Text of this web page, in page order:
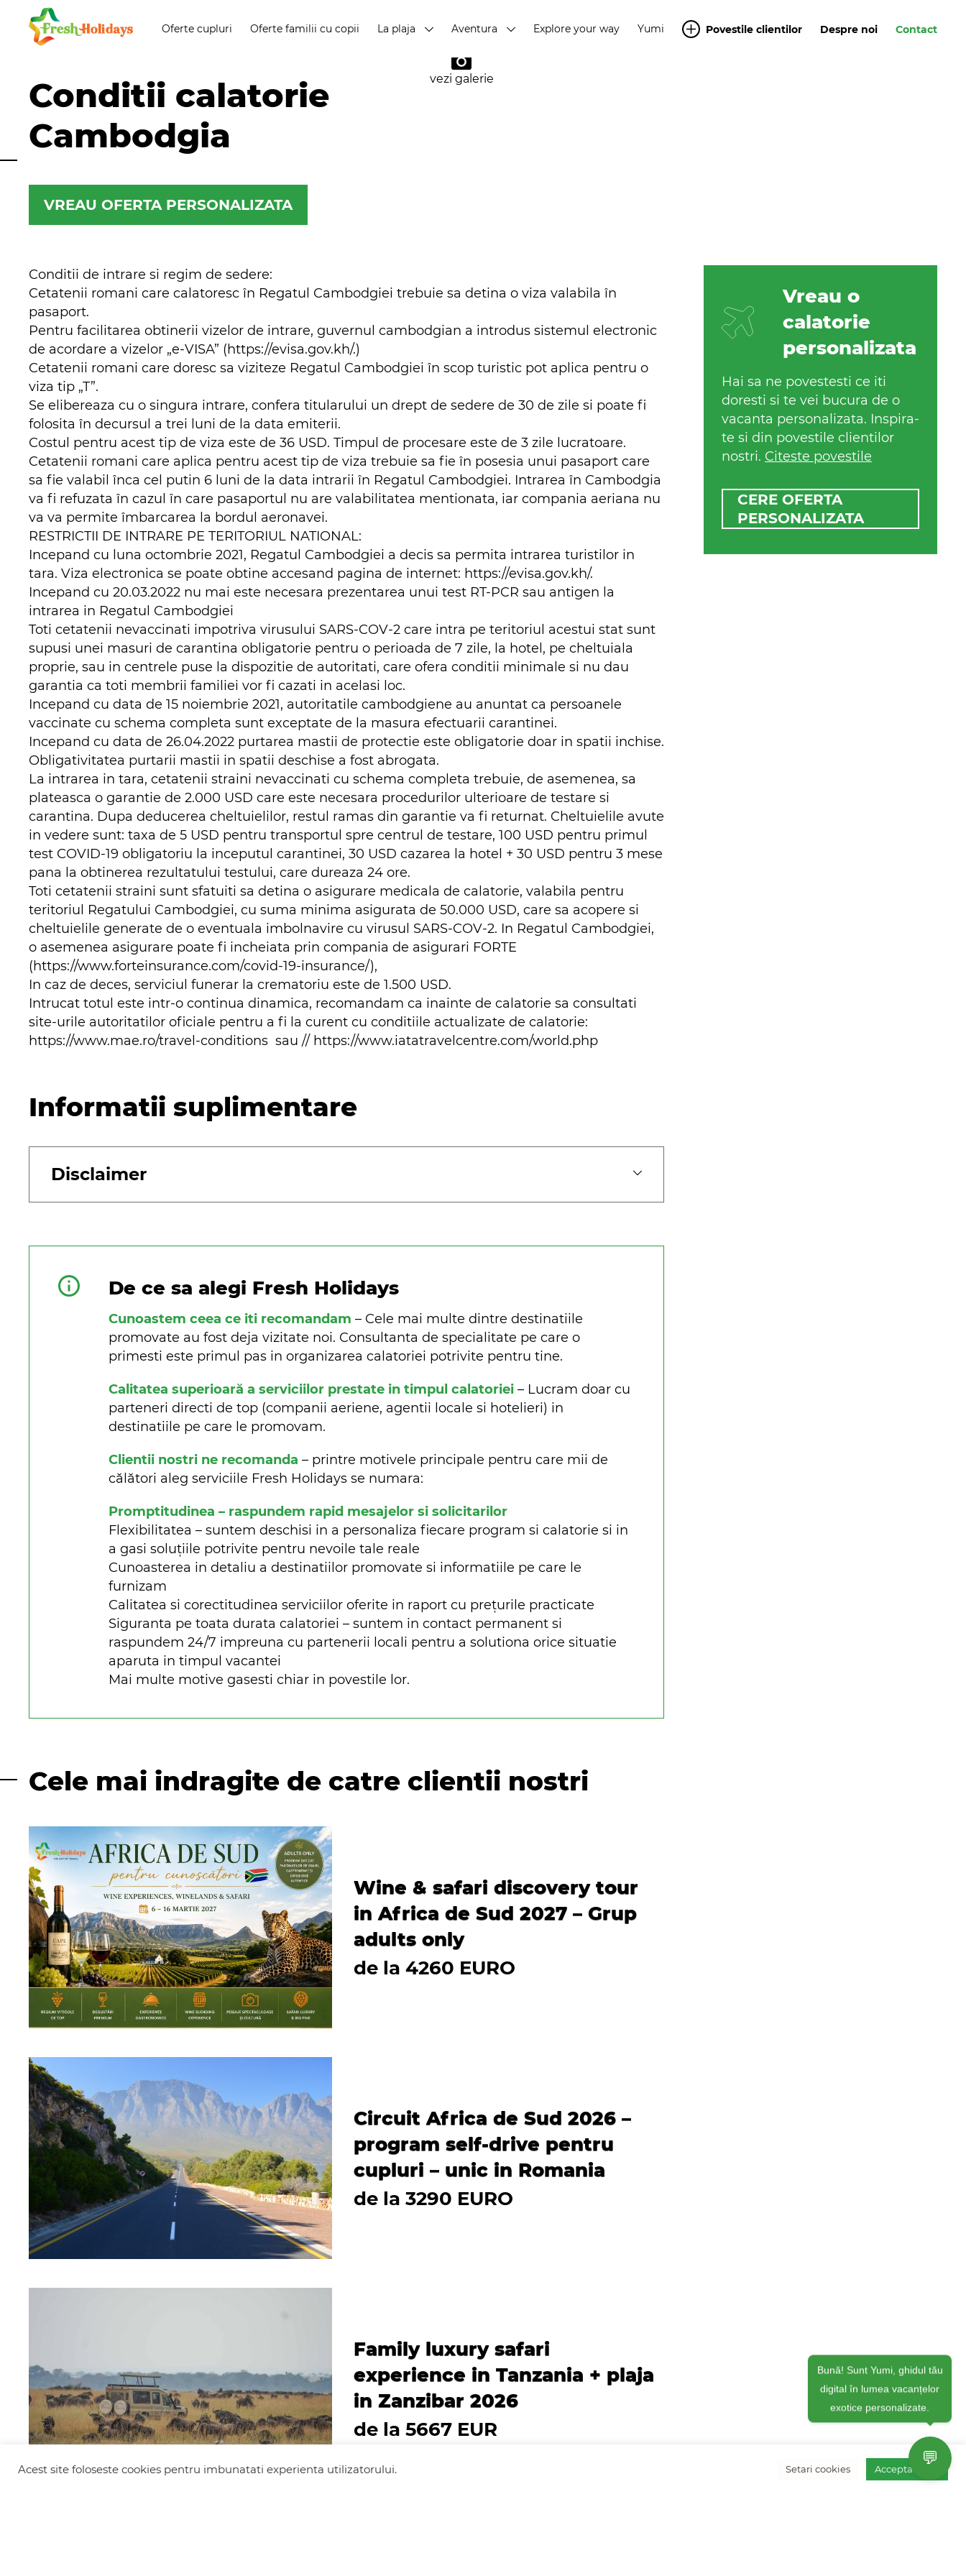
Oferte cupluri Oferte familii cu copii La plaja Aventura Explore your way Yumi Povestile clientilor Despre noi Contact
Conditii calatorie
Cambodgia
VREAU OFERTA PERSONALIZATA
vezi galerie
Conditii de intrare si regim de sedere:
Cetatenii romani care calatoresc în Regatul Cambodgiei trebuie sa detina o viza valabila în
pasaport.
Pentru facilitarea obtinerii vizelor de intrare, guvernul cambodgian a introdus sistemul electronic
de acordare a vizelor „e-VISA” (https://evisa.gov.kh/.)
Cetatenii romani care doresc sa viziteze Regatul Cambodgiei în scop turistic pot aplica pentru o
viza tip „T”.
Se elibereaza cu o singura intrare, confera titularului un drept de sedere de 30 de zile si poate fi
folosita în decursul a trei luni de la data emiterii.
Costul pentru acest tip de viza este de 36 USD. Timpul de procesare este de 3 zile lucratoare.
Cetatenii romani care aplica pentru acest tip de viza trebuie sa fie în posesia unui pasaport care
sa fie valabil înca cel putin 6 luni de la data intrarii în Regatul Cambodgiei. Intrarea în Cambodgia
va fi refuzata în cazul în care pasaportul nu are valabilitatea mentionata, iar compania aeriana nu
va va permite îmbarcarea la bordul aeronavei.
RESTRICTII DE INTRARE PE TERITORIUL NATIONAL:
Incepand cu luna octombrie 2021, Regatul Cambodgiei a decis sa permita intrarea turistilor in
tara. Viza electronica se poate obtine accesand pagina de internet: https://evisa.gov.kh/.
Incepand cu 20.03.2022 nu mai este necesara prezentarea unui test RT-PCR sau antigen la
intrarea in Regatul Cambodgiei
Toti cetatenii nevaccinati impotriva virusului SARS-COV-2 care intra pe teritoriul acestui stat sunt
supusi unei masuri de carantina obligatorie pentru o perioada de 7 zile, la hotel, pe cheltuiala
proprie, sau in centrele puse la dispozitie de autoritati, care ofera conditii minimale si nu dau
garantia ca toti membrii familiei vor fi cazati in acelasi loc.
Incepand cu data de 15 noiembrie 2021, autoritatile cambodgiene au anuntat ca persoanele
vaccinate cu schema completa sunt exceptate de la masura efectuarii carantinei.
Incepand cu data de 26.04.2022 purtarea mastii de protectie este obligatorie doar in spatii inchise.
Obligativitatea purtarii mastii in spatii deschise a fost abrogata.
La intrarea in tara, cetatenii straini nevaccinati cu schema completa trebuie, de asemenea, sa
plateasca o garantie de 2.000 USD care este necesara procedurilor ulterioare de testare si
carantina. Dupa deducerea cheltuielilor, restul ramas din garantie va fi returnat. Cheltuielile avute
in vedere sunt: taxa de 5 USD pentru transportul spre centrul de testare, 100 USD pentru primul
test COVID-19 obligatoriu la inceputul carantinei, 30 USD cazarea la hotel + 30 USD pentru 3 mese
pana la obtinerea rezultatului testului, care dureaza 24 ore.
Toti cetatenii straini sunt sfatuiti sa detina o asigurare medicala de calatorie, valabila pentru
teritoriul Regatului Cambodgiei, cu suma minima asigurata de 50.000 USD, care sa acopere si
cheltuielile generate de o eventuala imbolnavire cu virusul SARS-COV-2. In Regatul Cambodgiei,
o asemenea asigurare poate fi incheiata prin compania de asigurari FORTE
(https://www.forteinsurance.com/covid-19-insurance/),
In caz de deces, serviciul funerar la crematoriu este de 1.500 USD.
Intrucat totul este intr-o continua dinamica, recomandam ca inainte de calatorie sa consultati
site-urile autoritatilor oficiale pentru a fi la curent cu conditiile actualizate de calatorie:
https://www.mae.ro/travel-conditions sau // https://www.iatatravelcentre.com/world.php
Informatii suplimentare
Disclaimer
De ce sa alegi Fresh Holidays
Cunoastem ceea ce iti recomandam – Cele mai multe dintre destinatiile
promovate au fost deja vizitate noi. Consultanta de specialitate pe care o
primesti este primul pas in organizarea calatoriei potrivite pentru tine.
Calitatea superioară a serviciilor prestate in timpul calatoriei – Lucram doar cu
parteneri directi de top (companii aeriene, agentii locale si hotelieri) in
destinatiile pe care le promovam.
Clientii nostri ne recomanda – printre motivele principale pentru care mii de
călători aleg serviciile Fresh Holidays se numara:
Promptitudinea – raspundem rapid mesajelor si solicitarilor
Flexibilitatea – suntem deschisi in a personaliza fiecare program si calatorie si in
a gasi soluțiile potrivite pentru nevoile tale reale
Cunoasterea in detaliu a destinatiilor promovate si informatiile pe care le
furnizam
Calitatea si corectitudinea serviciilor oferite in raport cu prețurile practicate
Siguranta pe toata durata calatoriei – suntem in contact permanent si
raspundem 24/7 impreuna cu partenerii locali pentru a solutiona orice situatie
aparuta in timpul vacantei
Mai multe motive gasesti chiar in povestile lor.
Cele mai indragite de catre clientii nostri
Wine & safari discovery tour
in Africa de Sud 2027 – Grup
adults only
de la 4260 EURO
Circuit Africa de Sud 2026 –
program self-drive pentru
cupluri – unic in Romania
de la 3290 EURO
Family luxury safari
experience in Tanzania + plaja
in Zanzibar 2026
de la 5667 EUR
Vreau o
calatorie
personalizata
Hai sa ne povestesti ce iti
doresti si te vei bucura de o
vacanta personalizata. Inspira-
te si din povestile clientilor
nostri. Citeste povestile
CERE OFERTA
PERSONALIZATA
Acest site foloseste cookies pentru imbunatati experienta utilizatorului. Setari cookies Accepta toate
💬
Bună! Sunt Yumi, ghidul tău
digital în lumea vacanțelor
exotice personalizate.